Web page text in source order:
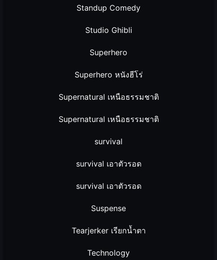
Standup Comedy
Studio Ghibli
Superhero
Superhero หนังฮีโร่
Supernatural เหนือธรรมชาติ
Supernatural เหนือธรรมชาติ
survival
survival เอาตัวรอด
survival เอาตัวรอด
Suspense
Tearjerker เรียกน้ำตา
Technology